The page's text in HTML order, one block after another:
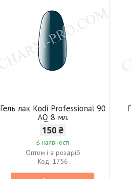
Гель лак Kodi Professional 90
AQ 8 мл.
150 ₴
В наявності
Оптом і в роздріб
1756